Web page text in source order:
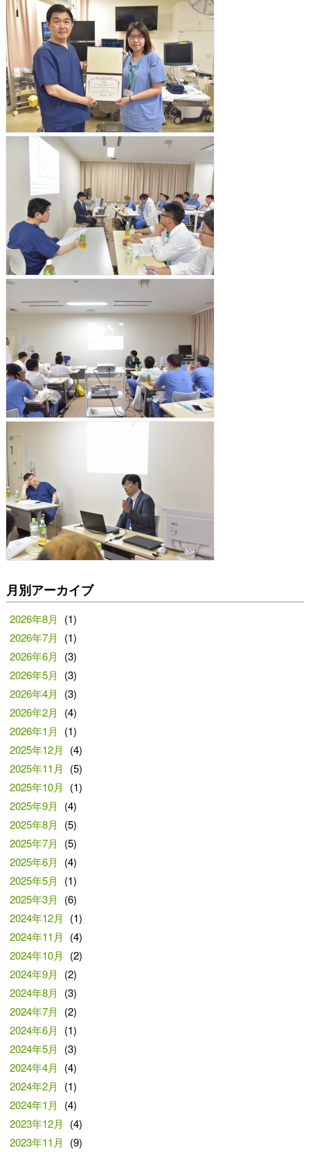
月別アーカイブ
2026年8月
(1)
2026年7月
(1)
2026年6月
(3)
2026年5月
(3)
2026年4月
(3)
2026年2月
(4)
2026年1月
(1)
2025年12月
(4)
2025年11月
(5)
2025年10月
(1)
2025年9月
(4)
2025年8月
(5)
2025年7月
(5)
2025年6月
(4)
2025年5月
(1)
2025年3月
(6)
2024年12月
(1)
2024年11月
(4)
2024年10月
(2)
2024年9月
(2)
2024年8月
(3)
2024年7月
(2)
2024年6月
(1)
2024年5月
(3)
2024年4月
(4)
2024年2月
(1)
2024年1月
(4)
2023年12月
(4)
2023年11月
(9)